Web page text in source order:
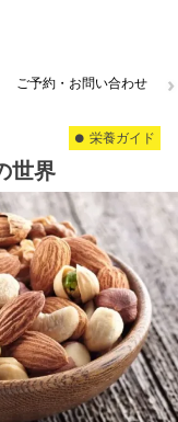
ご予約・お問い合わせ
栄養ガイド
世界